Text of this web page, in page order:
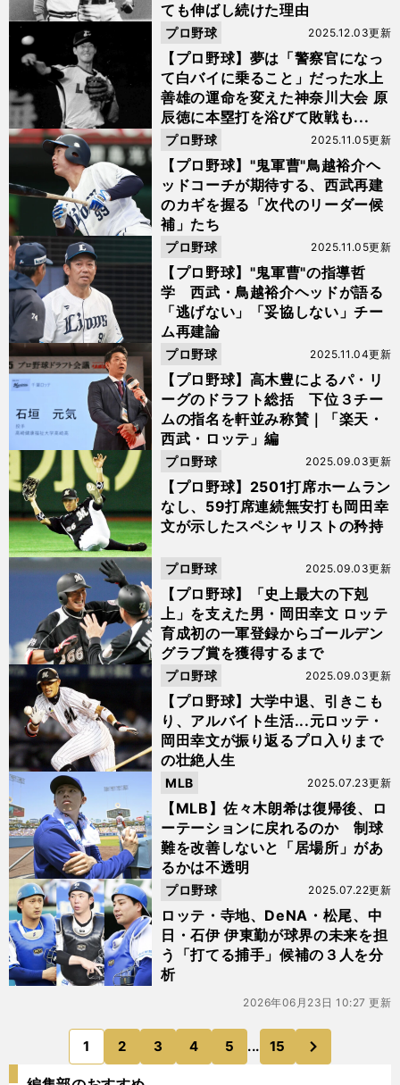
ても伸ばし続けた理由
【プロ野球】夢は「警察官になっ
て白バイに乗ること」だった水上
善雄の運命を変えた神奈川大会 原
辰徳に本塁打を浴びて敗戦も...
2025.12.03更新
プロ野球
【プロ野球】"鬼軍曹"鳥越裕介ヘ
ッドコーチが期待する、西武再建
のカギを握る「次代のリーダー候
補」たち
2025.11.05更新
プロ野球
【プロ野球】"鬼軍曹"の指導哲
学 西武・鳥越裕介ヘッドが語る
「逃げない」「妥協しない」チー
ム再建論
2025.11.05更新
プロ野球
【プロ野球】高木豊によるパ・リ
ーグのドラフト総括 下位３チー
ムの指名を軒並み称賛｜「楽天・
西武・ロッテ」編
2025.11.04更新
プロ野球
【プロ野球】2501打席ホームラン
なし、59打席連続無安打も岡田幸
文が示したスペシャリストの矜持
2025.09.03更新
プロ野球
【プロ野球】「史上最大の下剋
上」を支えた男・岡田幸文 ロッテ
育成初の一軍登録からゴールデン
グラブ賞を獲得するまで
2025.09.03更新
プロ野球
【プロ野球】大学中退、引きこも
り、アルバイト生活...元ロッテ・
岡田幸文が振り返るプロ入りまで
の壮絶人生
2025.09.03更新
プロ野球
【MLB】佐々木朗希は復帰後、ロ
ーテーションに戻れるのか 制球
難を改善しないと「居場所」があ
るかは不透明
2025.07.23更新
MLB
ロッテ・寺地、DeNA・松尾、中
日・石伊 伊東勤が球界の未来を担
う「打てる捕手」候補の３人を分
析
2025.07.22更新
プロ野球
2026年06月23日 10:27 更新
1 2 3 4 5 ... 15